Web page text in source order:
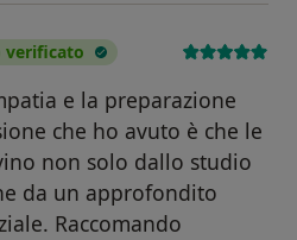
verificato
e la preparazione
che ho avuto è che le
non solo dallo studio
da un approfondito
Raccomando